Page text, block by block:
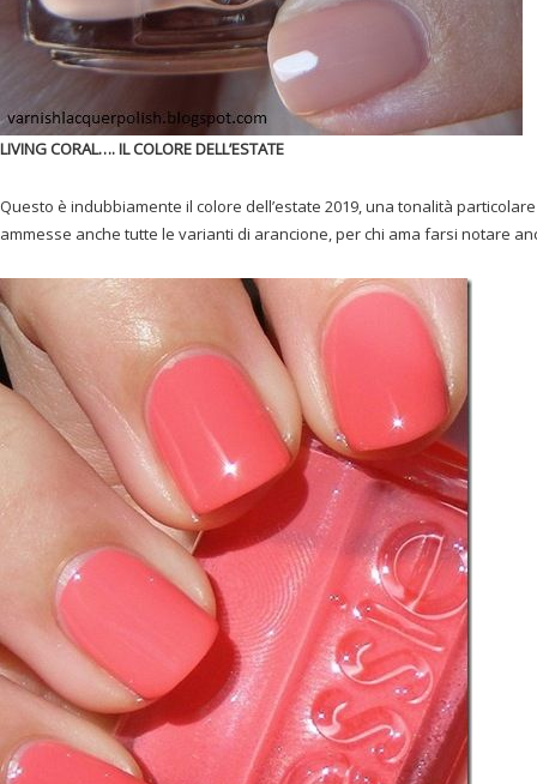
LIVING CORAL…. IL COLORE DELL’ESTATE
Questo è indubbiamente il colore dell’estate 2019, una tonalità
ammesse anche tutte le varianti di arancione, per chi ama farsi notare